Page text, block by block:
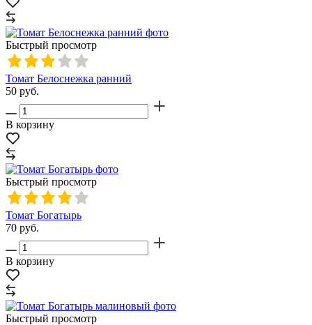
Быстрый просмотр
Томат Белоснежка ранний
50 руб.
В корзину
Быстрый просмотр
Томат Богатырь
70 руб.
В корзину
Быстрый просмотр